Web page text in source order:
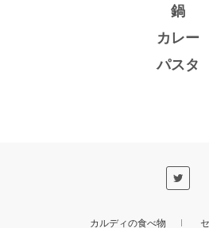
鍋
カレー
パスタ
カルディの食べ物